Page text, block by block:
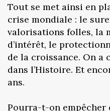
Tout se met ainsi en
crise mondiale : le
valorisations folles, la
d’intérêt, le
de la croissance. On a
dans l’Histoire. Et
ans.
Pourra-t-on empêcher